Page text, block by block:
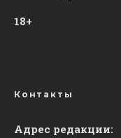
18+
Контакты
Адрес редакции: